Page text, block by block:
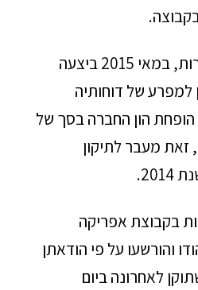
בעקבות ממצאי החקירות, במאי 2015 ביצעה
למפרע של דוחותיה
הופחת הון החברה בסך של
₪, זאת מעבר לתיקון
13-15, חברות בקבוצת אפריקה
והורשעו על פי הודאתן
לאחרונה ביום